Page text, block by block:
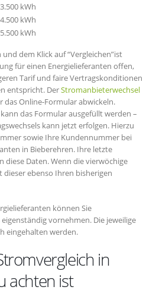
kWh
kWh
kWh
dem Klick auf “Vergleichen”ist
für einen Energielieferanten offen,
Tarif und faire Vertragskonditionen
entspricht. DerStromanbieterwechsel
das Online-Formular abwickeln.
das Formular ausgefüllt werden –
kann jetzt erfolgen. Hierzu
sowie Ihre Kundennummer bei
in Bieberehren. Ihre letzte
Daten. Wenn die vierwöchige
ebenso Ihren bisherigen
können Sie
vornehmen. Die jeweilige
eingehalten werden.
in
achten ist